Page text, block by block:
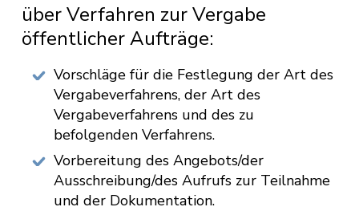
über Verfahren zur Vergabe
öffentlicher Aufträge:
Vorschläge für die Festlegung der Art des
Vergabeverfahrens, der Art des
Vergabeverfahrens und des zu
befolgenden Verfahrens.
Vorbereitung des Angebots/der
Ausschreibung/des Aufrufs zur Teilnahme
und der Dokumentation.